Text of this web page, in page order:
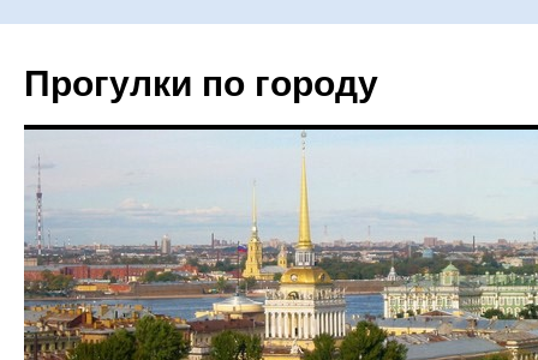
Прогулки по городу